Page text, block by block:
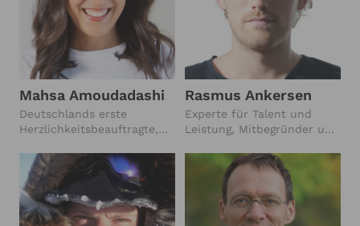
Mahsa Amoudadashi
Deutschlands erste
Herzlichkeitsbeauftragte,
Rasmus Ankersen
Experte für Talent und
Leistung, Mitbegründer und
Präsident von Göztepe